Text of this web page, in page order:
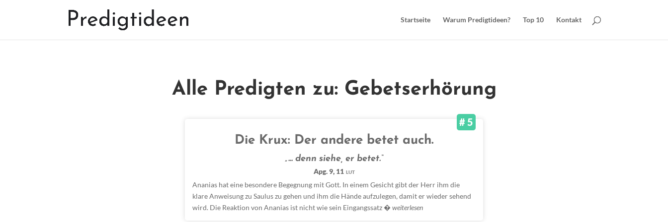
Startseite Warum Predigtideen? Top 10 Kontakt
Alle Predigten zu: Gebetserhörung
# 5
Die Krux: Der andere betet auch.
„... denn siehe, er betet.“
Apg. 9, 11 LUT
Ananias hat eine besondere Begegnung mit Gott. In einem Gesicht gibt der Herr ihm die
klare Anweisung zu Saulus zu gehen und ihm die Hände aufzulegen, damit er wieder sehend
wird. Die Reaktion von Ananias ist nicht wie sein Eingangssatz �weiterlesen